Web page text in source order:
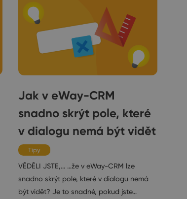
Jak v eWay-CRM
snadno skrýt pole, které
v dialogu nemá být vidět
Tipy
VĚDĚLI JSTE,… …že v eWay-CRM lze
snadno skrýt pole, které v dialogu nemá
být vidět? Je to snadné, pokud jste…